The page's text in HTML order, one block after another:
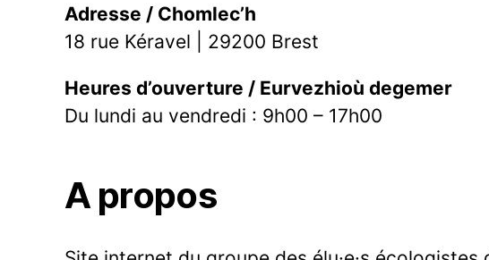
Adresse / Chomlec’h
18 rue Kéravel | 29200 Brest
Heures d’ouverture / Eurvezhioù degemer
Du lundi au vendredi : 9h00 – 17h00
A propos